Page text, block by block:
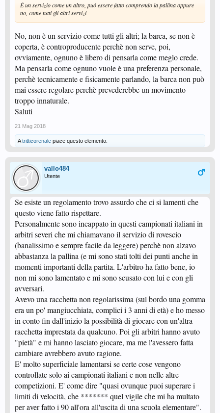
È un servizio come un altro, puó essere fatto comprendo la pallina oppure
no, come tutti gli altri servizi
No, non è un servizio come tutti gli altri; la barca, se non è
coperta, è controproducente perchè non serve, poi,
ovviamente, ognuno è libero di pensarla come meglo crede.
Ma pensarla come ognuno vuole è una preferenza personale,
perchè tecnicamente e fisicamente parlando, la barca non può
mai essere regolare perchè prevederebbe un movimento
troppo innaturale.
Saluti
21 Mag 2018
Atritticorenale piace questo elemento.
vallo484
Utente
Se esiste un regolamento trovo assurdo che ci si lamenti che
questo viene fatto rispettare.
Personalmente sono incappato in questi campionati italiani in
arbitri severi che mi chiamavano il servizio di rovescio
(banalissimo e sempre facile da leggere) perchè non alzavo
abbastanza la pallina (e mi sono stati tolti dei punti anche in
momenti importanti della partita. L'arbitro ha fatto bene, io
non mi sono lamentato e mi sono scusato con lui e con gli
avversari.
Avevo una racchetta non regolarissima (sul bordo una gomma
era un po' mangiucchiata, complici i 3 anni di età) e ho messo
in conto fin dall'inizio la possibilità di giocare con un'altra
racchetta imprestata da qualcuno. Poi gli arbitri hanno avuto
"pietà" e mi hanno lasciato giocare, ma me l'avessero fatta
cambiare avrebbero avuto ragione.
E' molto superficiale lamentarsi se certe cose vengono
controllate solo ai campionati italiani e non nelle altre
competizioni. E' come dire "quasi ovunque puoi superare i
limiti di velocità, che ******* quel vigile che mi ha multato
per aver fatto i 90 all'ora all'uscita di una scuola elementare".